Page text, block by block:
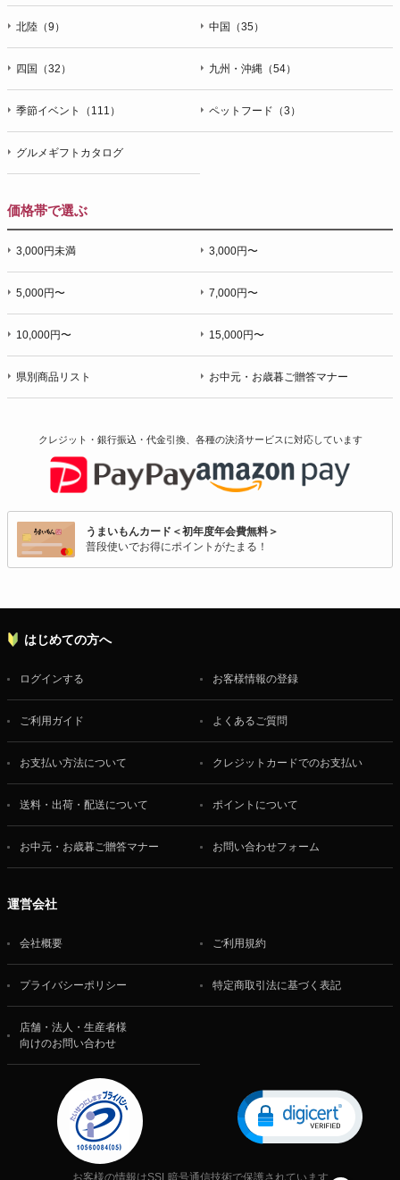
北陸（9） 中国（35）
四国（32） 九州・沖縄（54）
季節イベント（111） ペットフード（3）
グルメギフトカタログ
価格帯で選ぶ
3,000円未満 3,000円〜
5,000円〜 7,000円〜
10,000円〜 15,000円〜
県別商品リスト お中元・お歳暮ご贈答マナー
クレジット・銀行振込・代金引換、各種の決済サービスに対応しています
うまいもんカード＜初年度年会費無料＞
普段使いでお得にポイントがたまる！
はじめての方へ
ログインする お客様情報の登録
ご利用ガイド よくあるご質問
お支払い方法について クレジットカードでのお支払い
送料・出荷・配送について ポイントについて
お中元・お歳暮ご贈答マナー お問い合わせフォーム
運営会社
会社概要 ご利用規約
プライバシーポリシー 特定商取引法に基づく表記
店舗・法人・生産者様
向けのお問い合わせ
お客様の情報はSSL暗号通信技術で保護されています